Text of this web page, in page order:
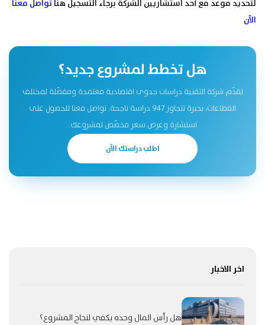
لتحديد موعد مع أحد استشاريين الشركة برجاء التسجيل هناتواصل معنا
الآن
هل تخطط لمشروع جديد؟
تقدّم شركة التقنية دراسات جدوى اقتصادية معتمدة ومفصّلة لمختلف
القطاعات، بخبرة تتجاوز 947 دراسة ناجحة. تواصل معنا للحصول على
استشارة وعرض سعر مخصّص لمشروعك.
اطلب دراستك الآن
اخر الاخبار
هل رأس المال وحده يكفي لنجاح المشروع؟